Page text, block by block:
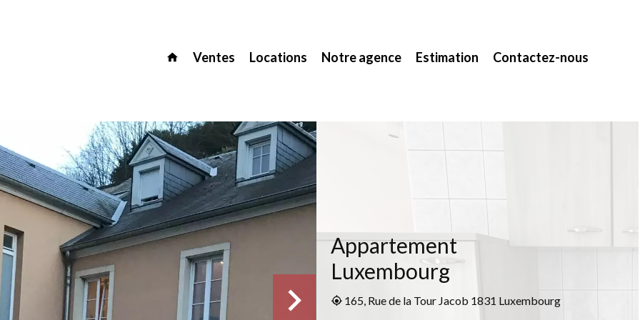
Ventes Locations Notre agence Estimation Contactez-nous
Appartement
Luxembourg
165, Rue de la Tour Jacob 1831 Luxembourg